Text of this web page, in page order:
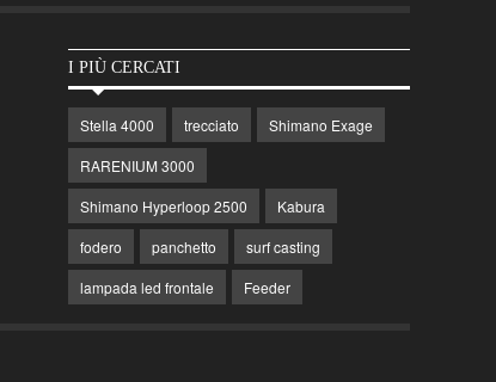
I PIÙ CERCATI
Stella 4000 trecciato
Shimano Exage
RARENIUM 3000
Shimano Hyperloop 2500
Kabura
fodero
panchetto
surf casting
lampada led frontale
Feeder